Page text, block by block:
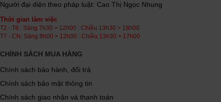
Người đại diện theo pháp luật: Cao Thị Ngọc Nhung
Thời gian làm việc
T2 - T6 : Sáng 7h30 > 12h00 : Chiều 13h30 > 18h00
T7 - CN: Sáng 8h00 > 12h00 : Chiều 13h30 > 17h00
CHÍNH SÁCH MUA HÀNG
Chính sách bảo hành, đổi trả
Chính sách bảo mật thông tin
Chính sách giao nhận và thanh toán